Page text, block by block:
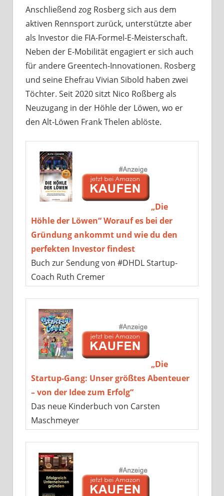
Anschließend zog Rosberg sich aus dem
aktiven Rennsport zurück, unterstützte aber
als Investor die FIA-Formel-E-Meisterschaft.
Neben der E-Mobilität engagiert er sich auch
für andere Greentech-Innovationen. Rosberg
und seine Ehefrau Vivian Sibold haben zwei
Töchter. Seit 2020 sitzt Nico Roßberg als
Neuzugang in der Höhle der Löwen, wo er
den Alt-Löwen Frank Thelen ablöste.
„Die
Höhle der Löwen“ Worauf es bei der
Gründung ankommt und wie du den
perfekten Investor findest
Buch zur Sendung von #DHDL Startup-
Coach Ruth Cremer
„Die
Startup-Gang: Unser größtes Abenteuer
– von der Idee zum Erfolg“
Das neue Kinderbuch von Carsten
Maschmeyer